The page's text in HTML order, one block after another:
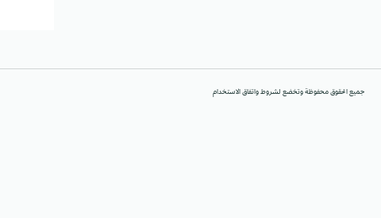
جميع الحقوق محفوظة وتخضع لشروط واتفاق الاستخدام